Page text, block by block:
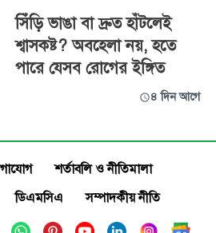
সিঁড়ি ভাঙা বা দ্রুত হাঁটলেই
শ্বাসকষ্ট? অবহেলা নয়, হতে
পারে যেসব রোগের ইঙ্গিত
৪ দিন আগে
শর্তাবলি ও নীতিমালা
ডিএমসিএ সম্পাদকীয় নীতি